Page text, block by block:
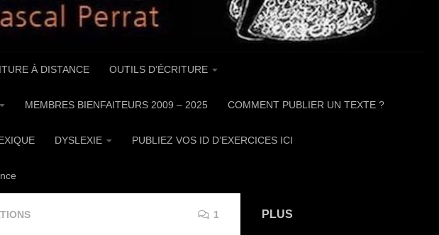
À DISTANCE OUTILS D’ÉCRITURE
MEMBRES BIENFAITEURS 2009 – 2025 COMMENT PUBLIER UN TEXTE ?
DYSLEXIE PUBLIEZ VOS ID D’EXERCICES ICI
1 PLUS